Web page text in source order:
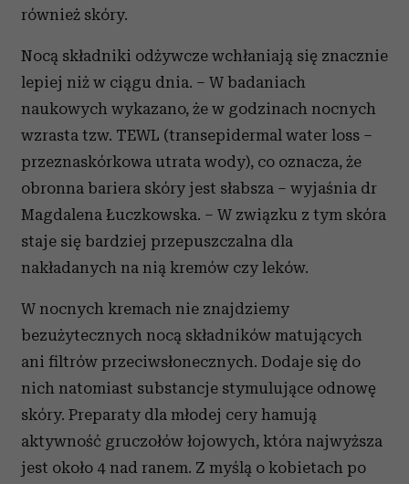
również skóry.
Nocą składniki odżywcze wchłaniają się znacznie
lepiej niż w ciągu dnia. – W badaniach
naukowych wykazano, że w godzinach nocnych
wzrasta tzw. TEWL (transepidermal water loss –
przeznaskórkowa utrata wody), co oznacza, że
obronna bariera skóry jest słabsza – wyjaśnia dr
Magdalena Łuczkowska. – W związku z tym skóra
staje się bardziej przepuszczalna dla
nakładanych na nią kremów czy leków.
W nocnych kremach nie znajdziemy
bezużytecznych nocą składników matujących
ani filtrów przeciwsłonecznych. Dodaje się do
nich natomiast substancje stymulujące odnowę
skóry. Preparaty dla młodej cery hamują
aktywność gruczołów łojowych, która najwyższa
jest około 4 nad ranem. Z myślą o kobietach po